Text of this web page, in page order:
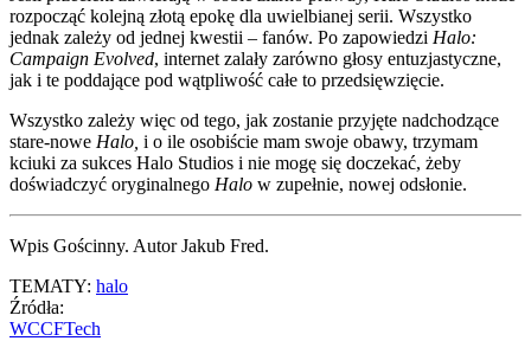
rozpocząć kolejną złotą epokę dla uwielbianej serii. Wszystko
jednak zależy od jednej kwestii – fanów. Po zapowiedzi Halo:
Campaign Evolved, internet zalały zarówno głosy entuzjastyczne,
jak i te poddające pod wątpliwość całe to przedsięwzięcie.
Wszystko zależy więc od tego, jak zostanie przyjęte nadchodzące
stare-nowe Halo, i o ile osobiście mam swoje obawy, trzymam
kciuki za sukces Halo Studios i nie mogę się doczekać, żeby
doświadczyć oryginalnego Halo w zupełnie, nowej odsłonie.
Wpis Gościnny. Autor Jakub Fred.
TEMATY: halo
Źródła:
WCCFTech